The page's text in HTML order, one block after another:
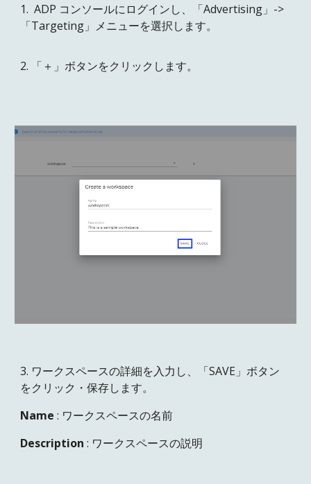
1. ADP コンソールにログインし、「Advertising」->
「Targeting」メニューを選択します。
2. 「＋」ボタンをクリックします。
3. ワークスペースの詳細を入力し、「SAVE」ボタン
をクリック・保存します。
Name : ワークスペースの名前
Description : ワークスペースの説明